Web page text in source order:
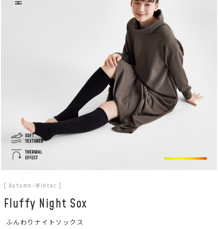
[ Autumn-Winter ]
Fluffy Night Sox
ふんわりナイトソックス